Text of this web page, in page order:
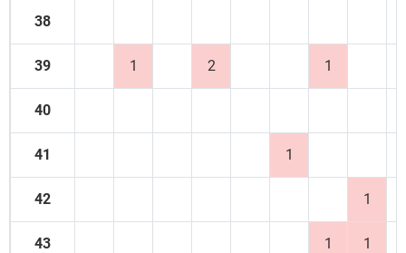
38
39 1 2 1
40
41 1
42 1
43 1 1